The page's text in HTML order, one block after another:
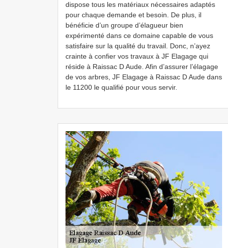
dispose tous les matériaux nécessaires adaptés
pour chaque demande et besoin. De plus, il
bénéficie d’un groupe d’élagueur bien
expérimenté dans ce domaine capable de vous
satisfaire sur la qualité du travail. Donc, n’ayez
crainte à confier vos travaux à JF Elagage qui
réside à Raissac D Aude. Afin d’assurer l’élagage
de vos arbres, JF Elagage à Raissac D Aude dans
le 11200 le qualifié pour vous servir.